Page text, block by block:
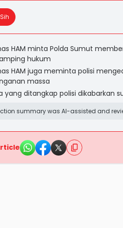
HAM minta Polda Sumut
hukum
HAM juga meminta polisi
massa
yang ditangkap polisi dikabarkan
summary was AI-assisted and